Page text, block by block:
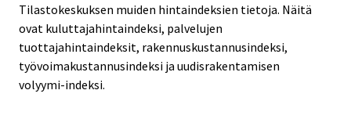
Tilastokeskuksen muiden hintaindeksien tietoja. Näitä
ovat kuluttajahintaindeksi, palvelujen
tuottajahintaindeksit, rakennuskustannusindeksi,
työvoimakustannusindeksi ja uudisrakentamisen
volyymi-indeksi.